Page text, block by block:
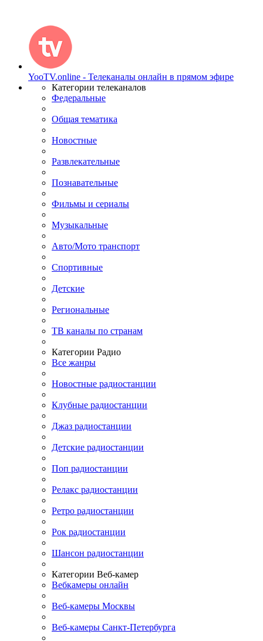
YooTV.online - Телеканалы онлайн в прямом эфире
Категории телеканалов
Федеральные
Общая тематика
Новостные
Развлекательные
Познавательные
Фильмы и сериалы
Музыкальные
Авто/Мото транспорт
Спортивные
Детские
Региональные
ТВ каналы по странам
Категории Радио
Все жанры
Новостные радиостанции
Клубные радиостанции
Джаз радиостанции
Детские радиостанции
Поп радиостанции
Релакс радиостанции
Ретро радиостанции
Рок радиостанции
Шансон радиостанции
Категории Веб-камер
Вебкамеры онлайн
Веб-камеры Москвы
Веб-камеры Санкт-Петербурга